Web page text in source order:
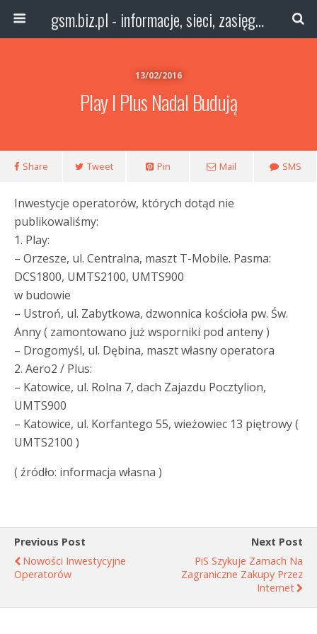
gsm.biz.pl - informacje, sieci, zasięg technologie
13/02/2016
Play I Plus Nadal Budują
Share Tweet Pin Mail SMS
Inwestycje operatorów, których dotąd nie
publikowaliśmy:
1. Play:
– Orzesze, ul. Centralna, maszt T-Mobile. Pasma:
DCS1800, UMTS2100, UMTS900
w budowie
– Ustroń, ul. Zabytkowa, dzwonnica kościoła pw. Św.
Anny ( zamontowano już wsporniki pod anteny )
– Drogomyśl, ul. Dębina, maszt własny operatora
2. Aero2 / Plus:
– Katowice, ul. Rolna 7, dach Zajazdu Pocztylion,
UMTS900
– Katowice, ul. Korfantego 55, wieżowiec 13 piętrowy (
UMTS2100 )
( źródło: informacja własna )
Previous Post
Nowości Inwestycyjne
Operatorów
Next Post
PiS Szykuje Zamach Na
Zagraniczne Zakupy Przez
Internet